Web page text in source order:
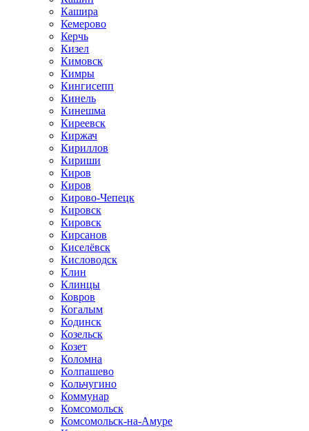
Кашира
Кемерово
Керчь
Кизел
Кимовск
Кимры
Кингисепп
Кинель
Кинешма
Киреевск
Киржач
Кириллов
Кириши
Киров
Киров
Кирово-Чепецк
Кировск
Кировск
Кирсанов
Киселёвск
Кисловодск
Клин
Клинцы
Ковров
Когалым
Кодинск
Козельск
Козет
Коломна
Колпашево
Кольчугино
Коммунар
Комсомольск
Комсомольск-на-Амуре